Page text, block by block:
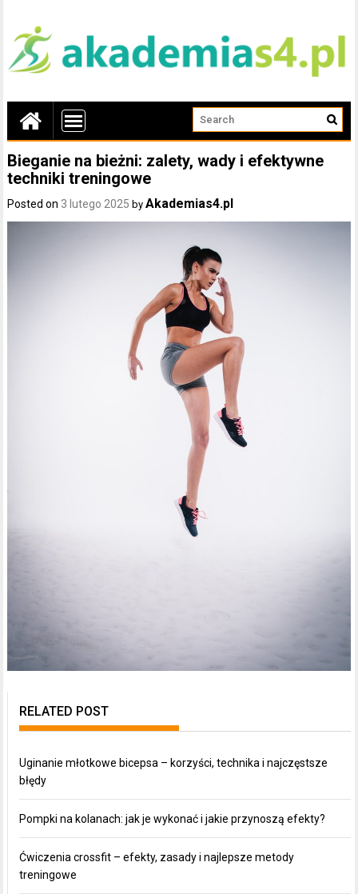
Bieganie na bieżni: zalety, wady i efektywne
techniki treningowe
Posted on 3 lutego 2025 byAkademias4.pl
RELATED POST
Uginanie młotkowe bicepsa – korzyści, technika i najczęstsze
błędy
Pompki na kolanach: jak je wykonać i jakie przynoszą efekty?
Ćwiczenia crossfit – efekty, zasady i najlepsze metody
treningowe